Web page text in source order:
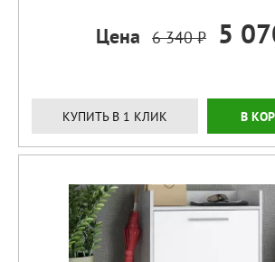
Цена 6 340 ₽ 5
КУПИТЬ В 1 КЛИК